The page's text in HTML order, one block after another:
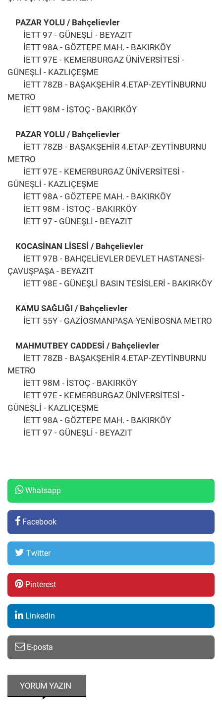
PAZAR YOLU / Bahçelievler
İETT 97 - GÜNEŞLİ - BEYAZIT
İETT 98A - GÖZTEPE MAH. - BAKIRKÖY
İETT 97E - KEMERBURGAZ ÜNİVERSİTESİ -
GÜNEŞLİ - KAZLIÇEŞME
İETT 78ZB - BAŞAKŞEHİR 4.ETAP-ZEYTİNBURNU
METRO
İETT 98M - İSTOÇ - BAKIRKÖY
PAZAR YOLU / Bahçelievler
İETT 78ZB - BAŞAKŞEHİR 4.ETAP-ZEYTİNBURNU
METRO
İETT 97E - KEMERBURGAZ ÜNİVERSİTESİ -
GÜNEŞLİ - KAZLIÇEŞME
İETT 98A - GÖZTEPE MAH. - BAKIRKÖY
İETT 98M - İSTOÇ - BAKIRKÖY
İETT 97 - GÜNEŞLİ - BEYAZIT
KOCASİNAN LİSESİ / Bahçelievler
İETT 97B - BAHÇELİEVLER DEVLET HASTANESİ-
ÇAVUŞPAŞA - BEYAZIT
İETT 98E - GÜNEŞLİ BASIN TESİSLERİ - BAKIRKÖY
KAMU SAĞLIĞI / Bahçelievler
İETT 55Y - GAZİOSMANPAŞA-YENİBOSNA METRO
MAHMUTBEY CADDESİ / Bahçelievler
İETT 78ZB - BAŞAKŞEHİR 4.ETAP-ZEYTİNBURNU
METRO
İETT 98M - İSTOÇ - BAKIRKÖY
İETT 97E - KEMERBURGAZ ÜNİVERSİTESİ -
GÜNEŞLİ - KAZLIÇEŞME
İETT 98A - GÖZTEPE MAH. - BAKIRKÖY
İETT 97 - GÜNEŞLİ - BEYAZIT
Whatsapp
Facebook
Twitter
Pinterest
Linkedin
E-posta
YORUM YAZIN